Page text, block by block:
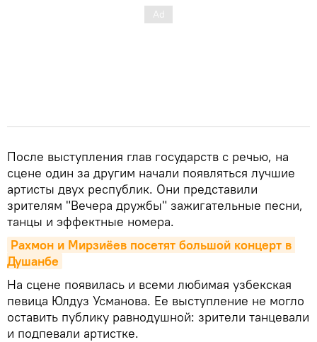
После выступления глав государств с речью, на
сцене один за другим начали появляться лучшие
артисты двух республик. Они представили
зрителям "Вечера дружбы" зажигательные песни,
танцы и эффектные номера.
Рахмон и Мирзиёев посетят большой концерт в
Душанбе
На сцене появилась и всеми любимая узбекская
певица Юлдуз Усманова. Ее выступление не могло
оставить публику равнодушной: зрители танцевали
и подпевали артистке.